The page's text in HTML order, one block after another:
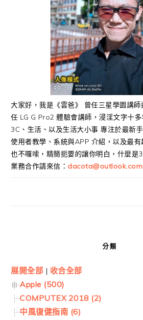
大家好，我是《雲爸》 曾任三星學園講
任 LG G Pro2 體驗會講師，浸淫文字十
3C、生活、以及生活大小事 專注於最新
使用者教學、系統與APP 介紹，以及最
也不囉嗦，精簡扼要的讓你明白，什麼是
業務合作請來信： dacota@outlook.com
分類
展開全部 | 收合全部
Apple (500)
COMPUTEX 2018 (2)
中風復健指南 (6)